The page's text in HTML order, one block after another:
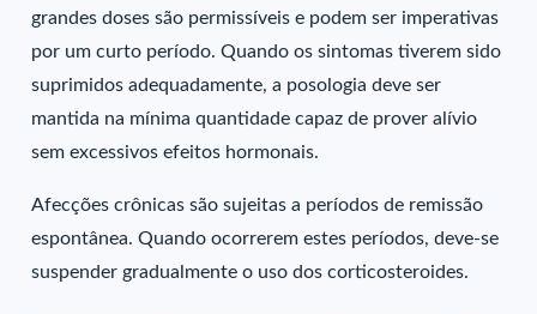
grandes doses são permissíveis e podem ser imperativas
por um curto período. Quando os sintomas tiverem sido
suprimidos adequadamente, a posologia deve ser
mantida na mínima quantidade capaz de prover alívio
sem excessivos efeitos hormonais.
Afecções crônicas são sujeitas a períodos de remissão
espontânea. Quando ocorrerem estes períodos, deve-se
suspender gradualmente o uso dos corticosteroides.